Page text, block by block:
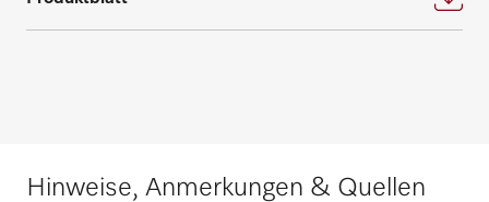
Hinweise, Anmerkungen & Quellen